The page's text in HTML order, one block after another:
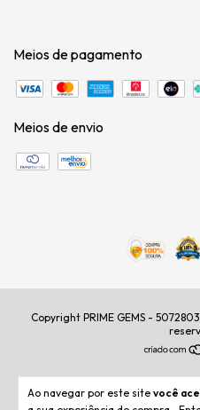
Ao navegar por este site você
Meios de pagamento
Meios de envio
Copyright PRIME GEMS -